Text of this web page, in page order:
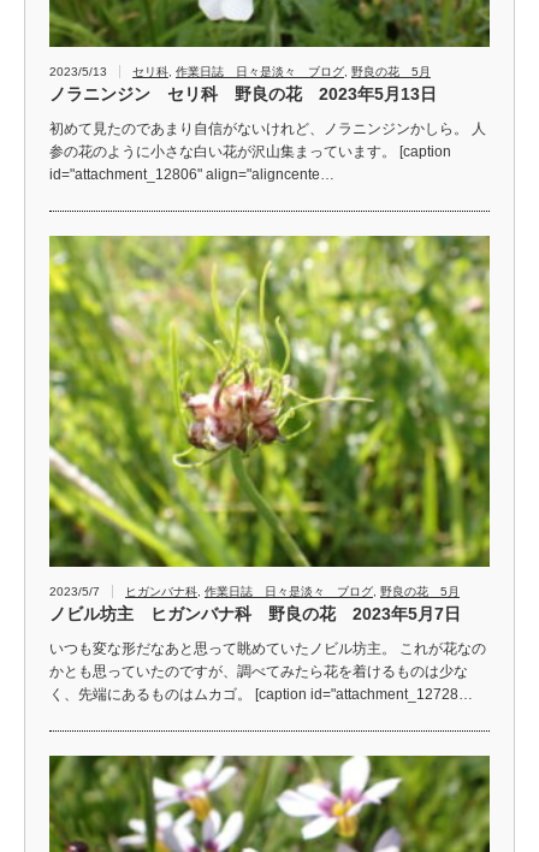
2023/5/13 セリ科 作業日誌 日々是淡々 ブログ 野良の花 5月
ノラニンジン セリ科 野良の花 2023年5月13日
初めて見たのであまり自信がないけれど、ノラニンジンかしら。 人
参の花のように小さな白い花が沢山集まっています。 [caption
id="attachment_12806" align="aligncente…
2023/5/7 ヒガンバナ科 作業日誌 日々是淡々 ブログ 野良の花 5月
ノビル坊主 ヒガンバナ科 野良の花 2023年5月7日
いつも変な形だなあと思って眺めていたノビル坊主。 これが花なの
かとも思っていたのですが、調べてみたら花を着けるものは少な
く、先端にあるものはムカゴ。 [caption id="attachment_12728…